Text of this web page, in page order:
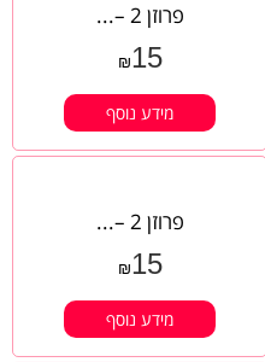
פרוזן 2 –...
₪15
מידע נוסף
פרוזן 2 –...
₪15
מידע נוסף